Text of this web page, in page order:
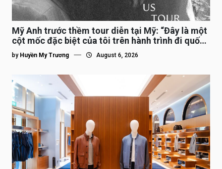
Mỹ Anh trước thềm tour diễn tại Mỹ: “Đây là một
cột mốc đặc biệt của tôi trên hành trình đi quốc
tế”
by Huyền My Trương August 6, 2026